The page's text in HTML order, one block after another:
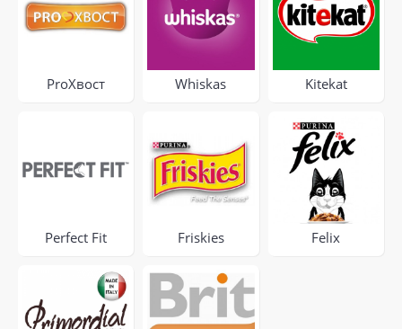
ProХвост Whiskas Kitekat
Perfect Fit Friskies Felix